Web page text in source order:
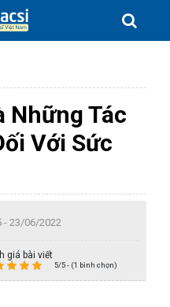
Những Tác
Với Sức
- 23/06/2022
giá bài viết
5/5 - (1 bình chọn)